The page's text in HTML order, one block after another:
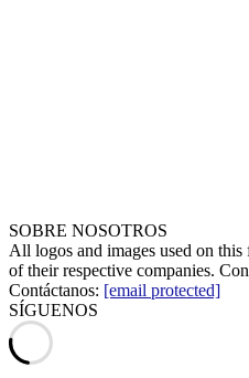
SOBRE NOSOTROS
All logos and images used on this
of their respective companies.
Contáctanos: [email protected]
SÍGUENOS